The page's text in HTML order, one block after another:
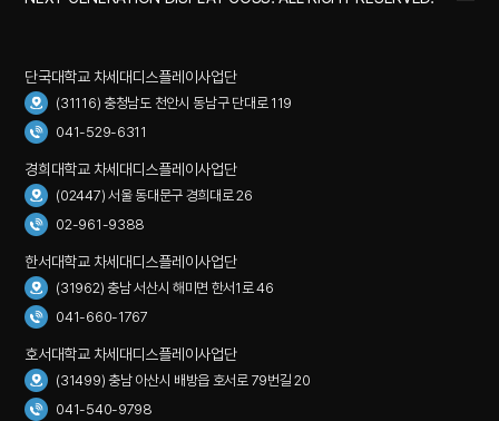
단국대학교 차세대디스플레이사업단
(31116) 충청남도 천안시 동남구 단대로 119
041-529-6311
경희대학교 차세대디스플레이사업단
(02447) 서울 동대문구 경희대로 26
02-961-9388
한서대학교 차세대디스플레이사업단
(31962) 충남 서산시 해미면 한서1로 46
041-660-1767
호서대학교 차세대디스플레이사업단
(31499) 충남 아산시 배방읍 호서로 79번길 20
041-540-9798